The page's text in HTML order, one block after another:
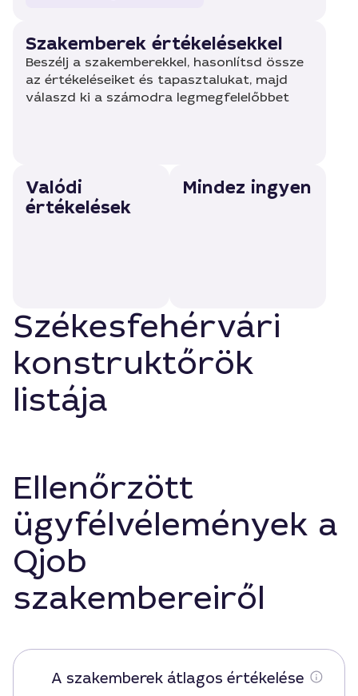
Szakemberek értékelésekkel
Beszélj a szakemberekkel, hasonlítsd össze
az értékeléseiket és tapasztalukat, majd
válaszd ki a számodra legmegfelelőbbet
Valódi
értékelések
Mindez ingyen
Székesfehérvári
konstruktőrök
listája
Ellenőrzött
ügyfélvélemények a
Qjob
szakembereiről
A szakemberek átlagos értékelése